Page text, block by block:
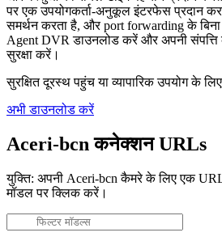
पर एक उपयोगकर्ता-अनुकूल इंटरफेस प्रदान
समर्थन करता है, और port forwarding के
Agent DVR डाउनलोड करें और अपनी संपत्ति
सुरक्षा करें।
सुरक्षित दूरस्थ पहुंच या व्यापारिक उपयोग के
अभी डाउनलोड करें
Aceri-bcn कनेक्शन URLs
युक्ति: अपनी Aceri-bcn कैमरे के लिए एक
मॉडल पर क्लिक करें।